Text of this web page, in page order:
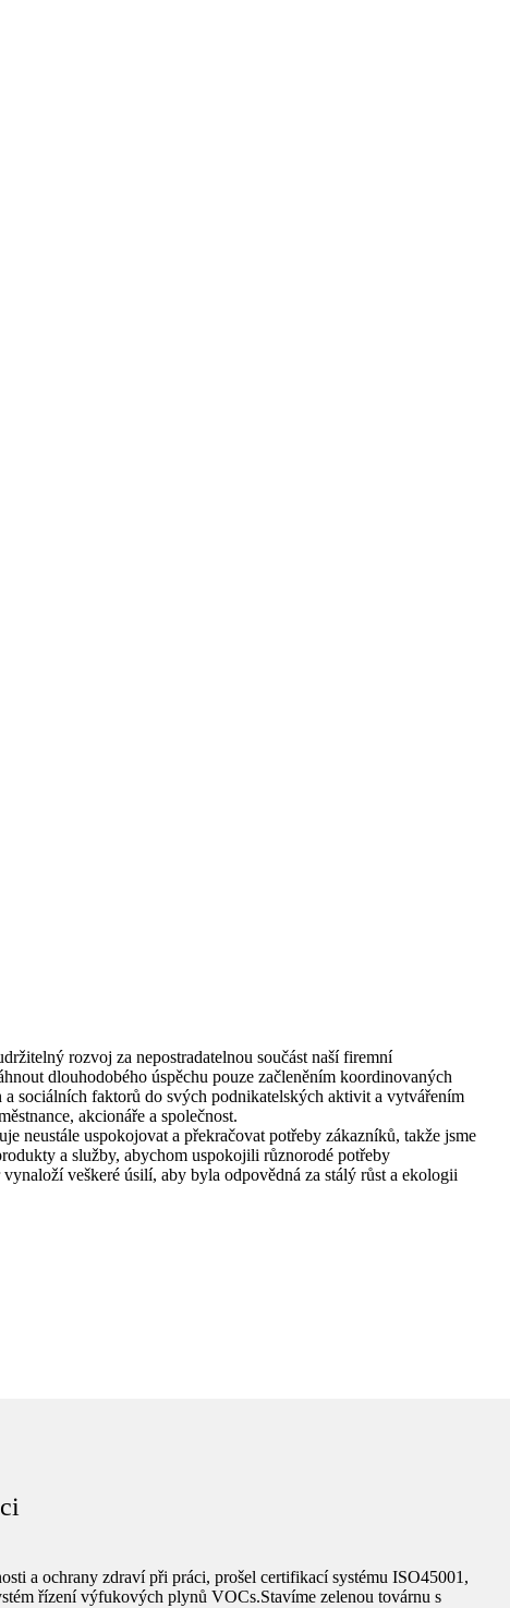
rozvoj za nepostradatelnou součást naší firemní
dlouhodobého úspěchu pouze začleněním koordinovaných
sociálních faktorů do svých podnikatelských aktivit a vytvářením
akcionáře a společnost.
neustále uspokojovat a překračovat potřeby zákazníků, takže jsme
a služby, abychom uspokojili různorodé potřeby
veškeré úsilí, aby byla odpovědná za stálý růst a ekologii
a ochrany zdraví při práci, prošel certifikací systému ISO45001,
řízení výfukových plynů VOCs.Stavíme zelenou továrnu s